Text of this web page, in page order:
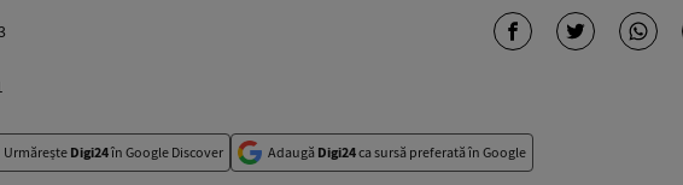
Urmărește Digi24în Google Discover Adaugă Digi24ca sursă preferată în Google